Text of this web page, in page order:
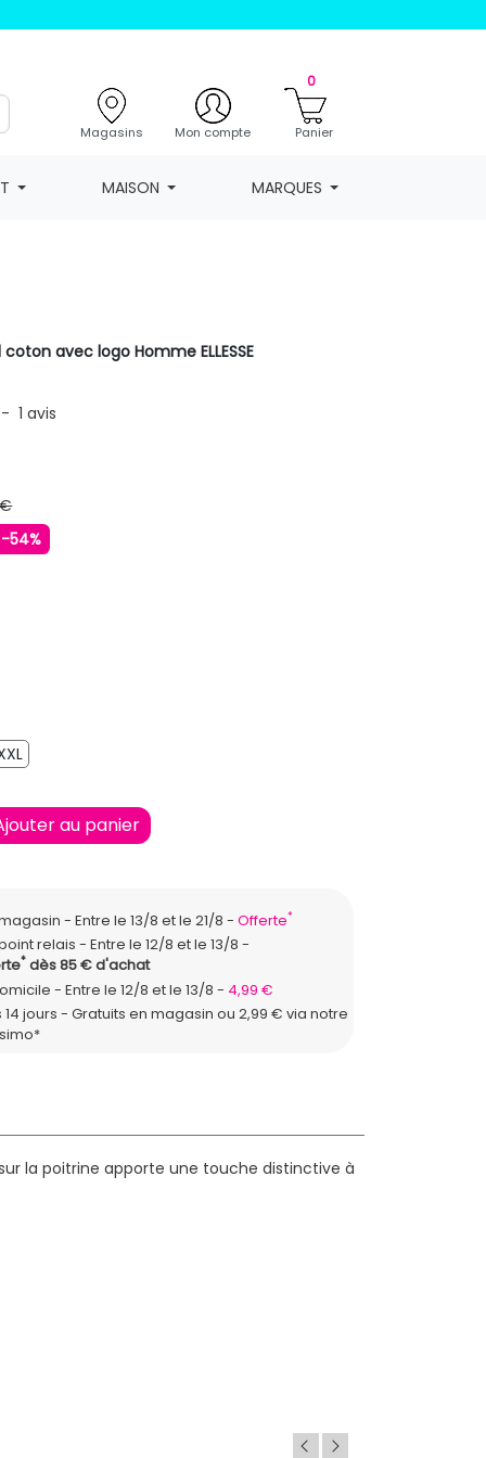
Magasins Mon compte
0
Panier
MAISON MARQUES
avec logo Homme ELLESSE
- 1avis
-54%
XXL
au panier
Entre le 13/8 et le 21/8 Offerte*
relais
Entre le 12/8 et le 13/8
*dès 85 € d'achat
Entre le 12/8 et le 13/8
4,99 €
14 jours - Gratuits en magasin ou 2,99 € via notre
la poitrine apporte une touche distinctive à